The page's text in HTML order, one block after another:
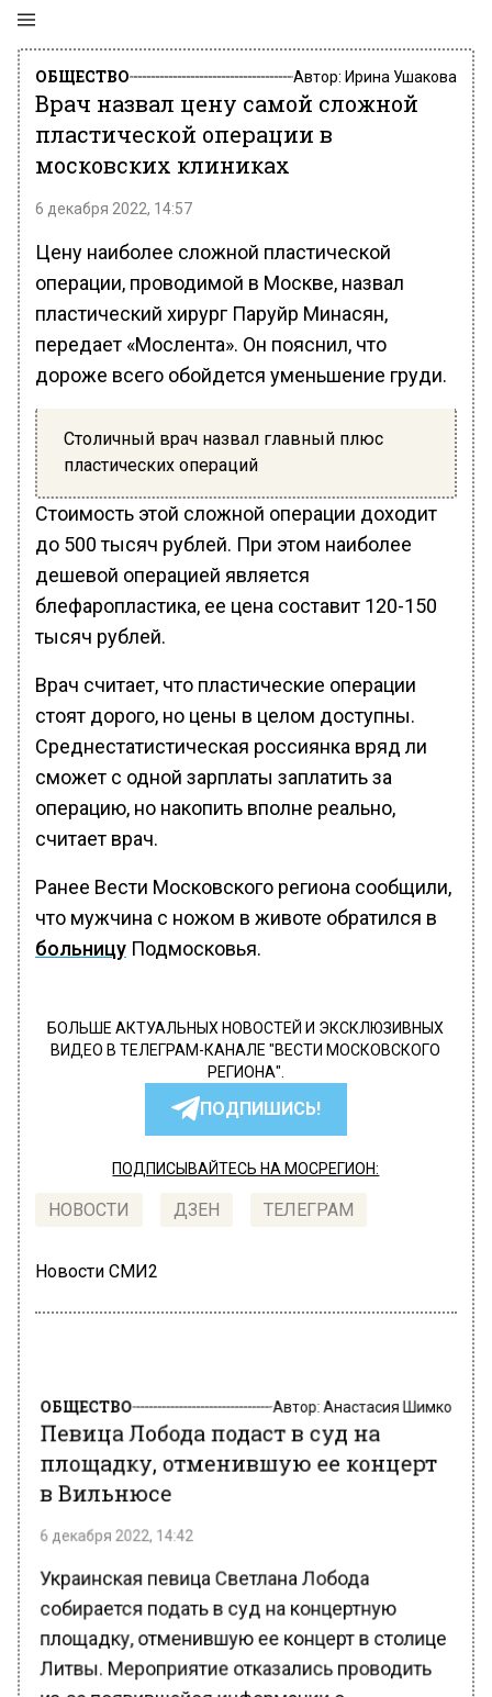
ОБЩЕСТВО Автор: Ирина Ушакова
Врач назвал цену самой сложной
пластической операции в
московских клиниках
6 декабря 2022, 14:57
Цену наиболее сложной пластической
операции, проводимой в Москве, назвал
пластический хирург Паруйр Минасян,
передает «Мослента». Он пояснил, что
дороже всего обойдется уменьшение груди.
Столичный врач назвал главный плюс
пластических операций
Стоимость этой сложной операции доходит
до 500 тысяч рублей. При этом наиболее
дешевой операцией является
блефаропластика, ее цена составит 120-150
тысяч рублей.
Врач считает, что пластические операции
стоят дорого, но цены в целом доступны.
Среднестатистическая россиянка вряд ли
сможет с одной зарплаты заплатить за
операцию, но накопить вполне реально,
считает врач.
Ранее Вести Московского региона сообщили,
что мужчина с ножом в животе обратился в
больницу Подмосковья.
БОЛЬШЕ АКТУАЛЬНЫХ НОВОСТЕЙ И ЭКСКЛЮЗИВНЫХ
ВИДЕО В ТЕЛЕГРАМ-КАНАЛЕ "ВЕСТИ МОСКОВСКОГО
РЕГИОНА".
ПОДПИШИСЬ!
ПОДПИСЫВАЙТЕСЬ НА МОСРЕГИОН:
НОВОСТИ ДЗЕН ТЕЛЕГРАМ
Новости СМИ2
Певица Лобода подаст в суд на
площадку, отменившую ее концерт
в Вильнюсе
собирается подать в суд на концертную
площадку, отменившую ее концерт в столице
Литвы. Мероприятие отказались проводить
из-за появившейся информации о